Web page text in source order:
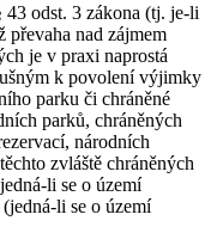
odst. 3 zákona (tj. je-li
nad zájmem
je v praxi naprostá
k povolení výjimky
parku či chráněné
parků, chráněných
národních
zvláště chráněných
li se o území
li se o území